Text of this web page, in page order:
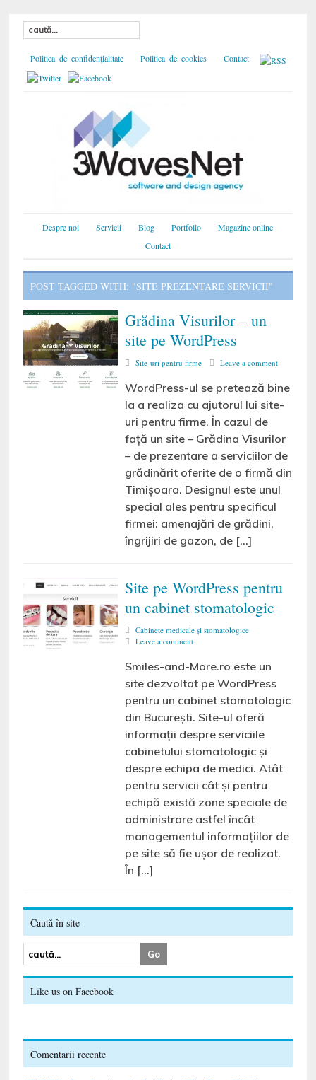
Politica de confidențialitate Politica de cookies Contact
Despre noi Servicii Blog Portfolio
Magazine online
Contact
POST TAGGED WITH: "SITE PREZENTARE SERVICII"
Grădina Visurilor – un
site pe WordPress
Site-uri pentru firme Leave a comment
WordPress-ul se pretează bine
la a realiza cu ajutorul lui site-
uri pentru firme. În cazul de
față un site – Grădina Visurilor
– de prezentare a serviciilor de
grădinărit oferite de o firmă din
Timișoara. Designul este unul
special ales pentru specificul
firmei: amenajări de grădini,
îngrijiri de gazon, de […]
Site pe WordPress pentru
un cabinet stomatologic
Cabinete medicale și stomatologice
Leave a comment
Smiles-and-More.ro este un
site dezvoltat pe WordPress
pentru un cabinet stomatologic
din București. Site-ul oferă
informații despre serviciile
cabinetului stomatologic și
despre echipa de medici. Atât
pentru servicii cât și pentru
echipă există zone speciale de
administrare astfel încât
managementul informațiilor de
pe site să fie ușor de realizat.
În […]
Caută în site
Like us on Facebook
Comentarii recente